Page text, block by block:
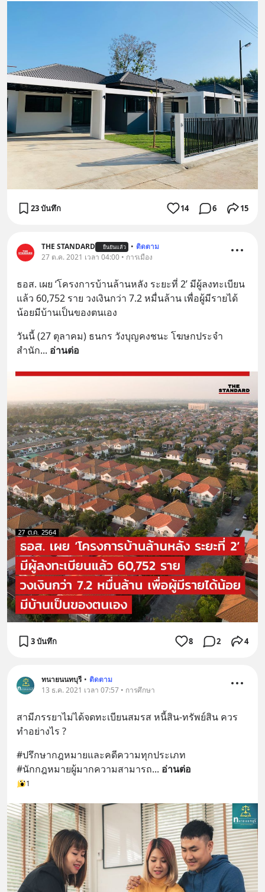
23 บันทึก 14 6 15
THE STANDARD ยืนยันแล้ว • ติดตาม
27 ต.ค. 2021 เวลา 04:00 • การเมือง
ธอส. เผย ‘โครงการบ้านล้านหลัง ระยะที่ 2’ มีผู้ลงทะเบียน
แล้ว 60,752 ราย วงเงินกว่า 7.2 หมื่นล้าน เพื่อผู้มีรายได้
น้อยมีบ้านเป็นของตนเอง
วันนี้ (27 ตุลาคม) ธนกร วังบุญคงชนะ โฆษกประจำ
สำนัก... อ่านต่อ
3 บันทึก 8 2 4
ทนายนนทบุรี • ติดตาม
13 ธ.ค. 2021 เวลา 07:57 • การศึกษา
สามีภรรยาไม่ได้จดทะเบียนสมรส หนี้สิน-ทรัพย์สิน ควร
ทำอย่างไร ?
#ปรึกษากฎหมายและคดีความทุกประเภท
#นักกฎหมายผู้มากความสามารถ... อ่านต่อ
1